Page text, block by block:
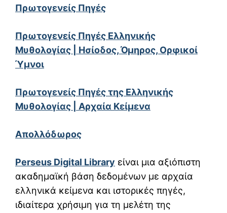
Πρωτογενείς Πηγές
Πρωτογενείς Πηγές Ελληνικής
Μυθολογίας | Ησίοδος, Όμηρος, Ορφικοί
Ύμνοι
Πρωτογενείς Πηγές της Ελληνικής
Μυθολογίας | Αρχαία Κείμενα
Απολλόδωρος
Perseus Digital Library είναι μια αξιόπιστη
ακαδημαϊκή βάση δεδομένων με αρχαία
ελληνικά κείμενα και ιστορικές πηγές,
ιδιαίτερα χρήσιμη για τη μελέτη της